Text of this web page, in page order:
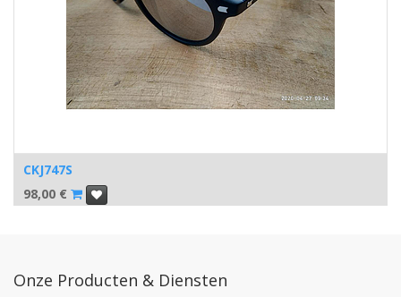
CKJ747S
98,00 €
Onze Producten & Diensten